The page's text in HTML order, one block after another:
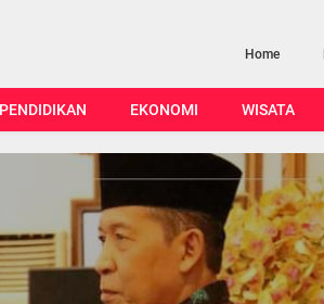
Home
PENDIDIKAN EKONOMI WISATA